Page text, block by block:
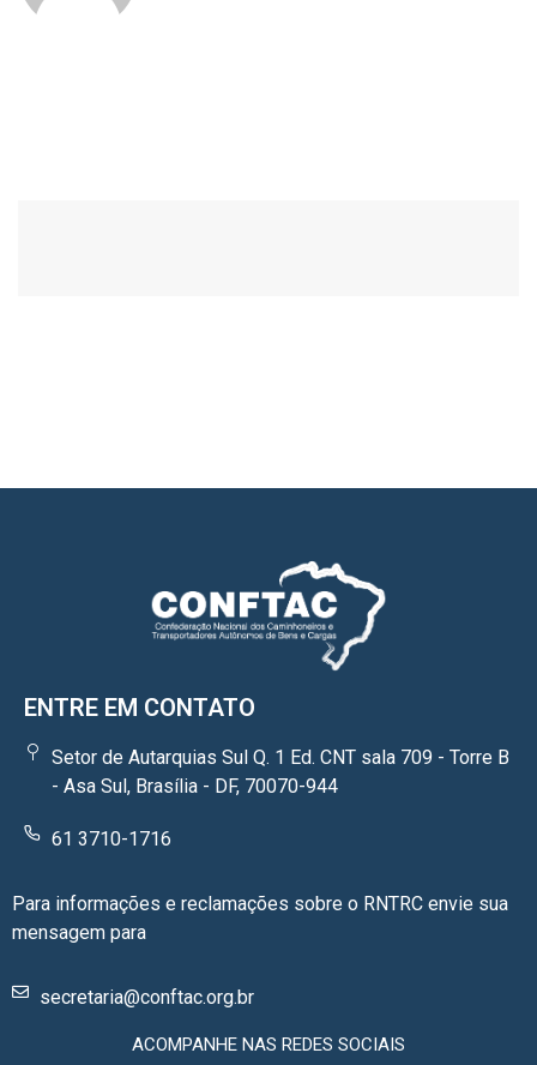
ENTRE EM CONTATO
Setor de Autarquias Sul Q. 1 Ed. CNT sala 709 - Torre B
- Asa Sul, Brasília - DF, 70070-944
61 3710-1716
Para informações e reclamações sobre o RNTRC envie sua
mensagem para
secretaria@conftac.org.br
ACOMPANHE NAS REDES SOCIAIS